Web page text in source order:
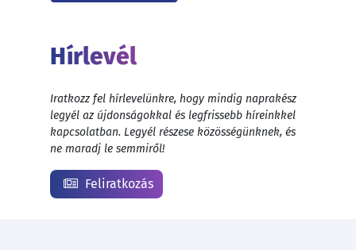
Hírlevél
Iratkozz fel hírlevelünkre, hogy mindig naprakész
legyél az újdonságokkal és legfrissebb híreinkkel
kapcsolatban. Legyél részese közösségünknek, és
ne maradj le semmiről!
Feliratkozás